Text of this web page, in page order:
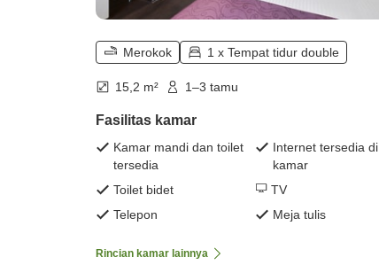
Merokok 1 x Tempat tidur double
15,2 m² 1–3 tamu
Fasilitas kamar
Kamar mandi dan toilet
tersedia
Internet tersedia di
kamar
Toilet bidet
TV
Telepon
Meja tulis
Rincian kamar lainnya